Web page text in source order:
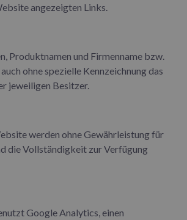
angezeigten Links.
Produktnamen und Firmenname bzw.
ohne spezielle Kennzeichnung das
jeweiligen Besitzer.
werden ohne Gewährleistung für
die Vollständigkeit zur Verfügung
Google Analytics, einen